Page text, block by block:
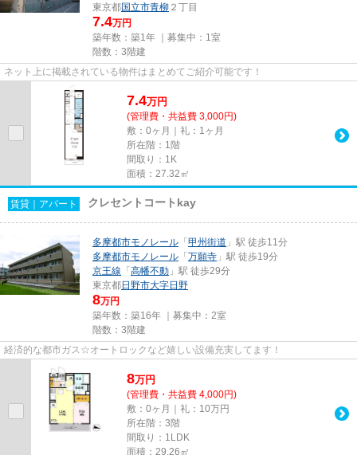
東京都国立市青柳 ２丁目
7.4万円
築年数：築1年 ｜募集中： 1室
階数：3階建
ネット上に掲載されている物件はまとめてご紹介可能です！
7.4万円
(管理費・共益費 3,000円)
敷：0ヶ月｜礼：1ヶ月
所在階：1階
間取り：1K
面積：27.32㎡
賃貸｜アパート クレセントコートkay
多摩都市モノレール 「甲州街道 」駅 徒歩11分
多摩都市モノレール 「万願寺 」駅 徒歩19分
京王線 「高幡不動 」駅 徒歩29分
東京都日野市大字日野
8万円
築年数：築16年 ｜募集中： 2室
階数：3階建
経済的な都市ガス☆オートロックなど嬉しい設備充実してます！
8万円
(管理費・共益費 4,000円)
敷：0ヶ月｜礼：10万円
所在階：3階
間取り：1LDK
面積：29.26㎡